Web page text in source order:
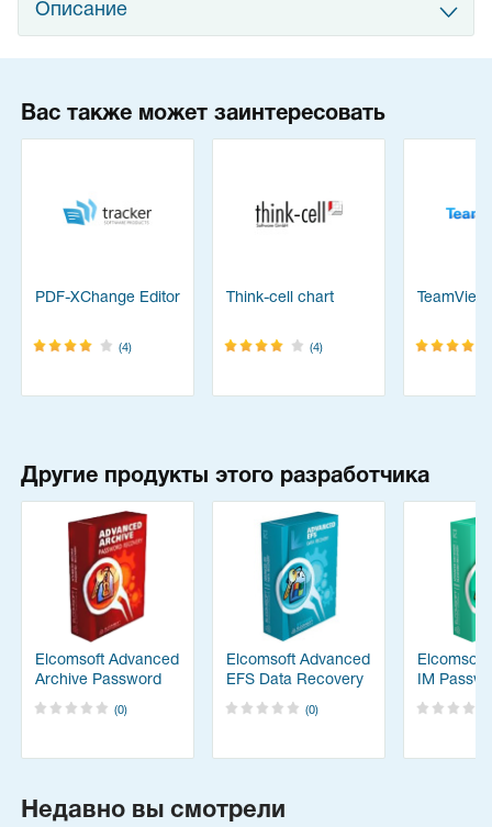
Описание
Вас также может заинтересовать
PDF-XChange Editor
(4)
Think-cell chart
(4)
Другие продукты этого разработчика
Elcomsoft Advanced
Archive Password
Recovery
(0)
Elcomsoft Advanced
EFS Data Recovery
(0)
Elcomsoft
IM
Recovery
Недавно вы смотрели